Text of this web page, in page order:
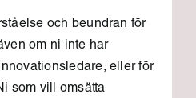
och beundran för
om ni inte har
eller för
som vill omsätta